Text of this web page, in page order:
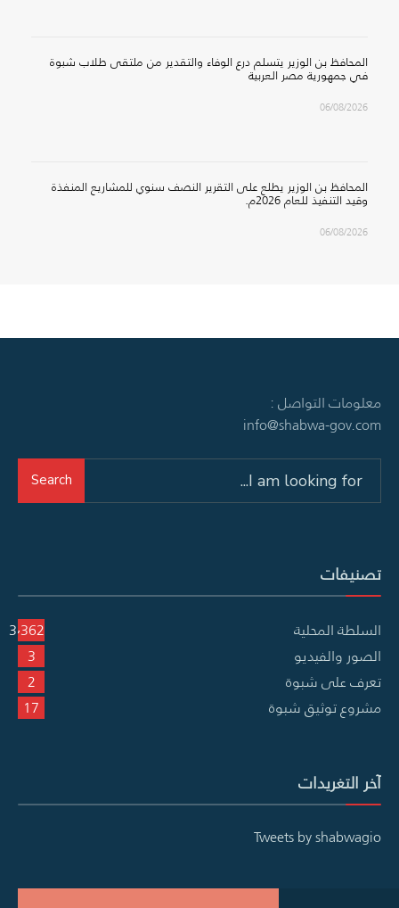
المحافظ بن الوزير يتسلم درع الوفاء والتقدير من ملتقى طلاب شبوة
في جمهورية مصر العربية
06/08/2026
المحافظ بن الوزير يطلع على التقرير النصف سنوي للمشاريع المنفذة
وقيد التنفيذ للعام 2026م.
06/08/2026
معلومات التواصل :
info@shabwa-gov.com
Search
تصنيفات
السلطة المحلية
3٬362
الصور والفيديو
3
تعرف على شبوة
2
مشروع توثيق شبوة
17
آخر التغريدات
Tweets by shabwagio